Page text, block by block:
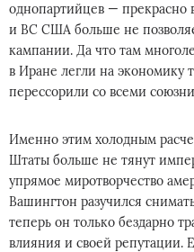
однопартийцев — прекрасно
и ВС США больше не
кампании. Да что там
в Иране легли на экономику
перессорили со всеми
Именно этим холодным
Штаты больше не тянут
упрямое миротворчество
Вашингтон разучился
теперь он только бездарно
влияния и своей репутации.